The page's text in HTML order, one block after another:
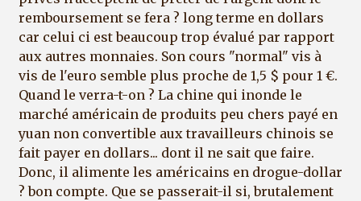
remboursement se fera ? long terme en dollars
car celui ci est beaucoup trop évalué par rapport
aux autres monnaies. Son cours "normal" vis à
vis de l'euro semble plus proche de 1,5 $ pour 1 €.
Quand le verra-t-on ? La chine qui inonde le
marché américain de produits peu chers payé en
yuan non convertible aux travailleurs chinois se
fait payer en dollars... dont il ne sait que faire.
Donc, il alimente les américains en drogue-dollar
? bon compte. Que se passerait-il si, brutalement